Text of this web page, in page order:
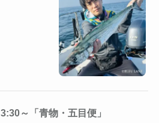
3:30～「青物・五目便」